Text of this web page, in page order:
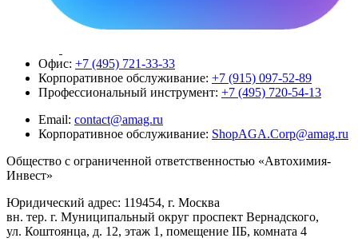
Офис: +7 (495) 721-33-33
Корпоративное обслуживание: +7 (915) 097-52-89
Профессиональный инструмент: +7 (495) 720-54-13
Email: contact@amag.ru
Корпоративное обслуживание: ShopAGA.Corp@amag.ru
Общество с ограниченной ответственностью «Автохимия-
Инвест»
Юридический адрес: 119454, г. Москва
вн. тер. г. Муниципальный округ проспект Вернадского,
ул. Коштоянца, д. 12, этаж 1, помещение IIБ, комната 4